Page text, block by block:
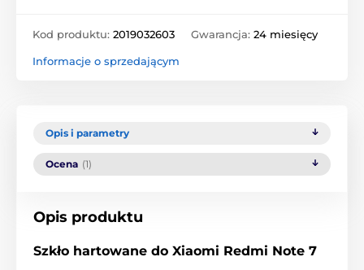
Kod produktu: 2019032603 Gwarancja: 24 miesięcy
Informacje o sprzedającym
Opis i parametry
Ocena (1)
Opis produktu
Szkło hartowane do Xiaomi Redmi Note 7